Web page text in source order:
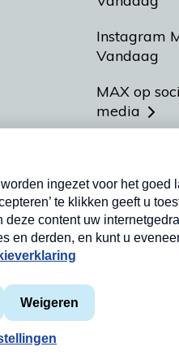
Instagram
Vandaag
MAX op
media
Meldpunt
Heel
Cookieverklaring